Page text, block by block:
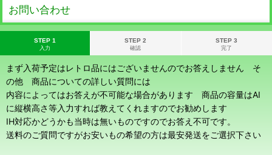
お問い合わせ
STEP 1
入力
STEP 2
確認
STEP 3
完了
まず入荷予定はレトロ品にはございませんのでお答えしません そ
の他 商品についての詳しい質問には
内容によってはお答えが不可能な場合があります 商品の容量はAI
に縦横高さ等入力すれば教えてくれますのでお勧めします
IH対応かどうかも当時は無いものですのでお答え不可です。
送料のご質問ですがお安いもの希望の方は最安発送をご選択下さい